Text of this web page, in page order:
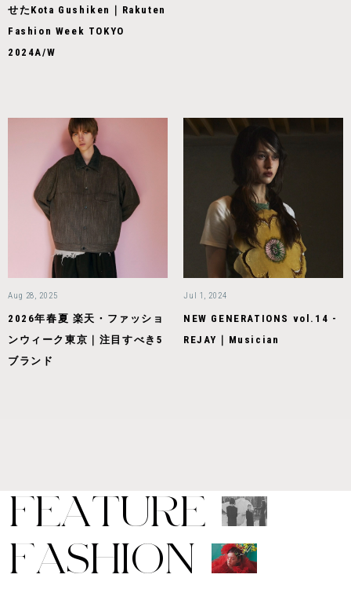
せたKota Gushiken｜Rakuten
Fashion Week TOKYO
2024A/W
Aug 28, 2025
2026年春夏 楽天・ファッショ
ンウィーク東京｜注目すべき5
ブランド
Jul 1, 2024
NEW GENERATIONS vol.14 -
REJAY｜Musician
FEATURE
FASHION